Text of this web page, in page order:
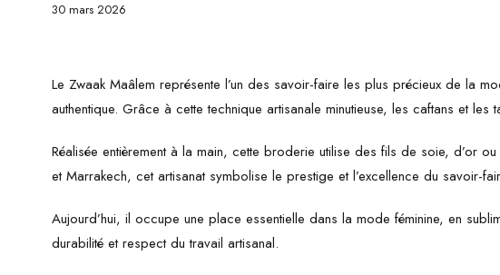
30 mars 2026
Le Zwaak Maâlem représente l’un des savoir-faire les plus précieux de la
authentique. Grâce à cette technique artisanale minutieuse, les caftans et
Réalisée entièrement à la main, cette broderie utilise des fils de soie, d’or
et Marrakech, cet artisanat symbolise le prestige et l’excellence du savoir-
Aujourd’hui, il occupe une place essentielle dans la mode féminine, en
durabilité et respect du travail artisanal.